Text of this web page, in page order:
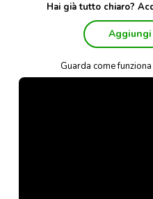
Hai già tutto chiaro?
Guarda come